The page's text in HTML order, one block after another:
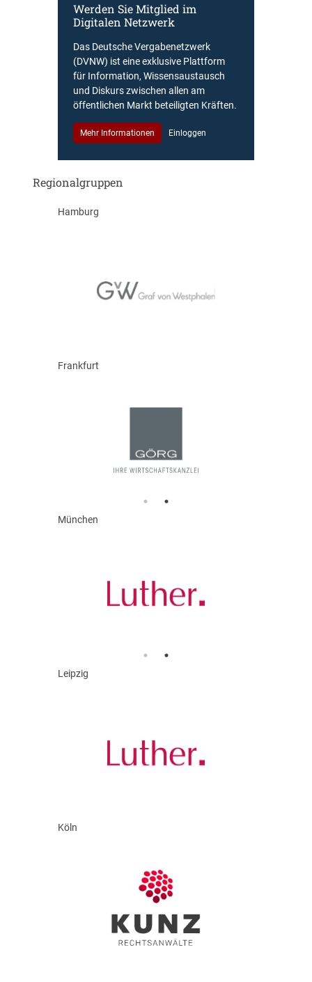
Werden Sie Mitglied im
Digitalen Netzwerk
Das Deutsche Vergabenetzwerk
(DVNW) ist eine exklusive Plattform
für Information, Wissensaustausch
und Diskurs zwischen allen am
öffentlichen Markt beteiligten Kräften.
Mehr Informationen Einloggen
Regionalgruppen
Hamburg
Frankfurt
München
Leipzig
Köln